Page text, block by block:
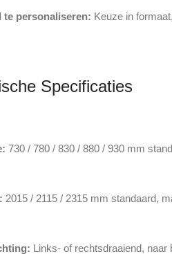
te personaliseren: Keuze in
Specificaties
730 / 780 / 830 / 880 / 930 mm
2015 / 2115 / 2315 mm standaard,
Links- of rechtsdraaiend, naar